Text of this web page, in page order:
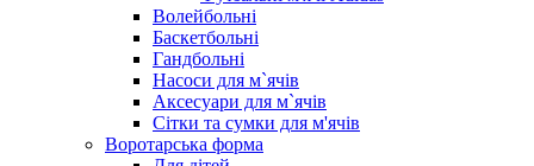
Волейбольні
Баскетбольні
Гандбольні
Насоси для м`ячів
Аксесуари для м`ячів
Сітки та сумки для м'ячів
Воротарська форма